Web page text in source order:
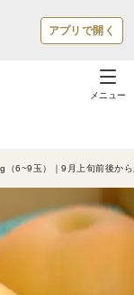
アプリで開く
メニュー
（6~9玉）｜9月上旬前後か